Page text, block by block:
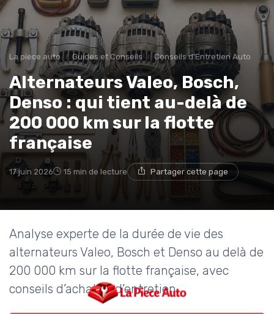
La piece auto Guides et Conseils Conseils d'Entretien Auto
Alternateurs Valeo, Bosch,
Denso : qui tient au-delà de
200 000 km sur la flotte
française
17 juin 2026 15 min de lecture Partager cette page
Analyse experte de la durée de vie des
alternateurs Valeo, Bosch et Denso au delà de
200 000 km sur la flotte française, avec
conseils d’achat et d’entretien.